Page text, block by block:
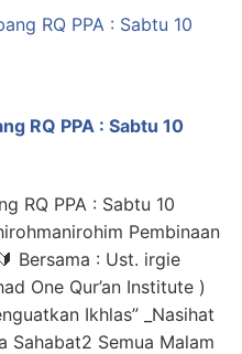
RQ PPA : Sabtu 10
RQ PPA : Sabtu 10
Pembinaan
Bersama : Ust. irgie
One Qur’an Institute )
Ikhlas” _Nasihat
Sahabat2 Semua Malam